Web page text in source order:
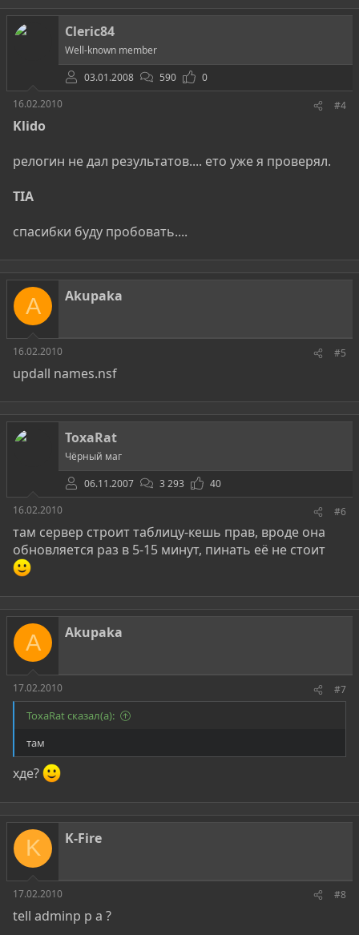
Cleric84
Well-known member
03.01.2008
590
0
16.02.2010
#4
Klido
релогин не дал результатов.... ето уже я проверял.
TIA
спасибки буду пробовать....
A Akupaka
16.02.2010 #5
updall names.nsf
ToxaRat
Чёрный маг
06.11.2007
3 293
40
16.02.2010
#6
там сервер строит таблицу-кешь прав, вроде она
обновляется раз в 5-15 минут, пинать её не стоит
A Akupaka
17.02.2010 #7
ToxaRat сказал(а):
там
хде?
K K-Fire
17.02.2010 #8
tell adminp p a ?